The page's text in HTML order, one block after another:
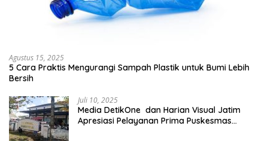
Agustus 15, 2025
5 Cara Praktis Mengurangi Sampah Plastik untuk Bumi Lebih
Bersih
Juli 10, 2025
Media DetikOne dan Harian Visual Jatim
Apresiasi Pelayanan Prima Puskesmas